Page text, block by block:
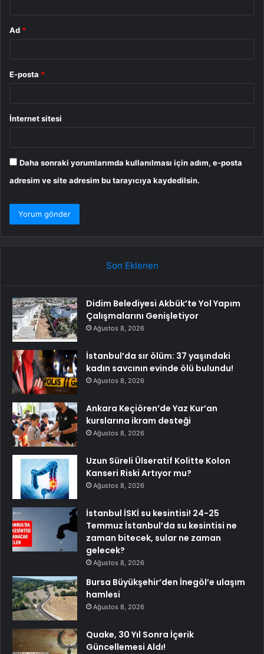
Ad *
E-posta *
İnternet sitesi
Daha sonraki yorumlarımda kullanılması için adım, e-posta
adresim ve site adresim bu tarayıcıya kaydedilsin.
Son Eklenen
Didim Belediyesi Akbük’te Yol Yapım
Çalışmalarını Genişletiyor
Ağustos 8, 2026
İstanbul’da sır ölüm: 37 yaşındaki
kadın savcının evinde ölü bulundu!
Ağustos 8, 2026
Ankara Keçiören’de Yaz Kur’an
kurslarına ikram desteği
Ağustos 8, 2026
Uzun Süreli Ülseratif Kolitte Kolon
Kanseri Riski Artıyor mu?
Ağustos 8, 2026
İstanbul İSKİ su kesintisi! 24-25
Temmuz İstanbul’da su kesintisi ne
zaman bitecek, sular ne zaman
gelecek?
Ağustos 8, 2026
Bursa Büyükşehir’den İnegöl’e ulaşım
hamlesi
Ağustos 8, 2026
Quake, 30 Yıl Sonra İçerik
Güncellemesi Aldı!